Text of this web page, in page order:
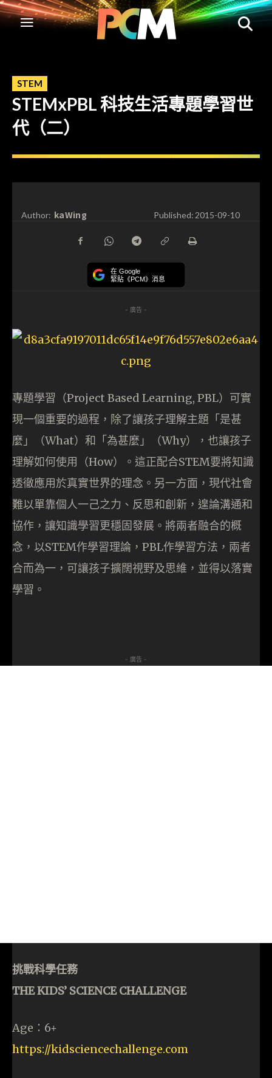
STEM
STEMxPBL 科技生活專題學習世
代（二）
Author: kaWing Published:2015-09-10
在 Google
緊貼《PCM》消息
- 廣告 -
專題學習（Project Based Learning, PBL）可實
現一個重要的過程，除了讓孩子理解主題「是甚
麼」（What）和「為甚麼」（Why），也讓孩子
理解如何使用（How）。這正配合STEM要將知識
透徹應用於真實世界的理念。另一方面，現代社會
難以單靠個人一己之力、反思和創新，遑論溝通和
協作，讓知識學習更穩固發展。將兩者融合的概
念，以STEM作學習理論，PBL作學習方法，兩者
合而為一，可讓孩子擴闊視野及思維，並得以落實
學習。
- 廣告 -
挑戰科學任務
THE KIDS’ SCIENCE CHALLENGE
Age：6+
https://kidsciencechallenge.com